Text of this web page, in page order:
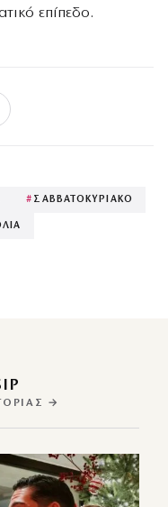
επίπεδο.
# ΣΑΒΒΑΤΟΚΥΡΙΑΚΟ
→